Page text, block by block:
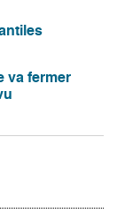
va fermer